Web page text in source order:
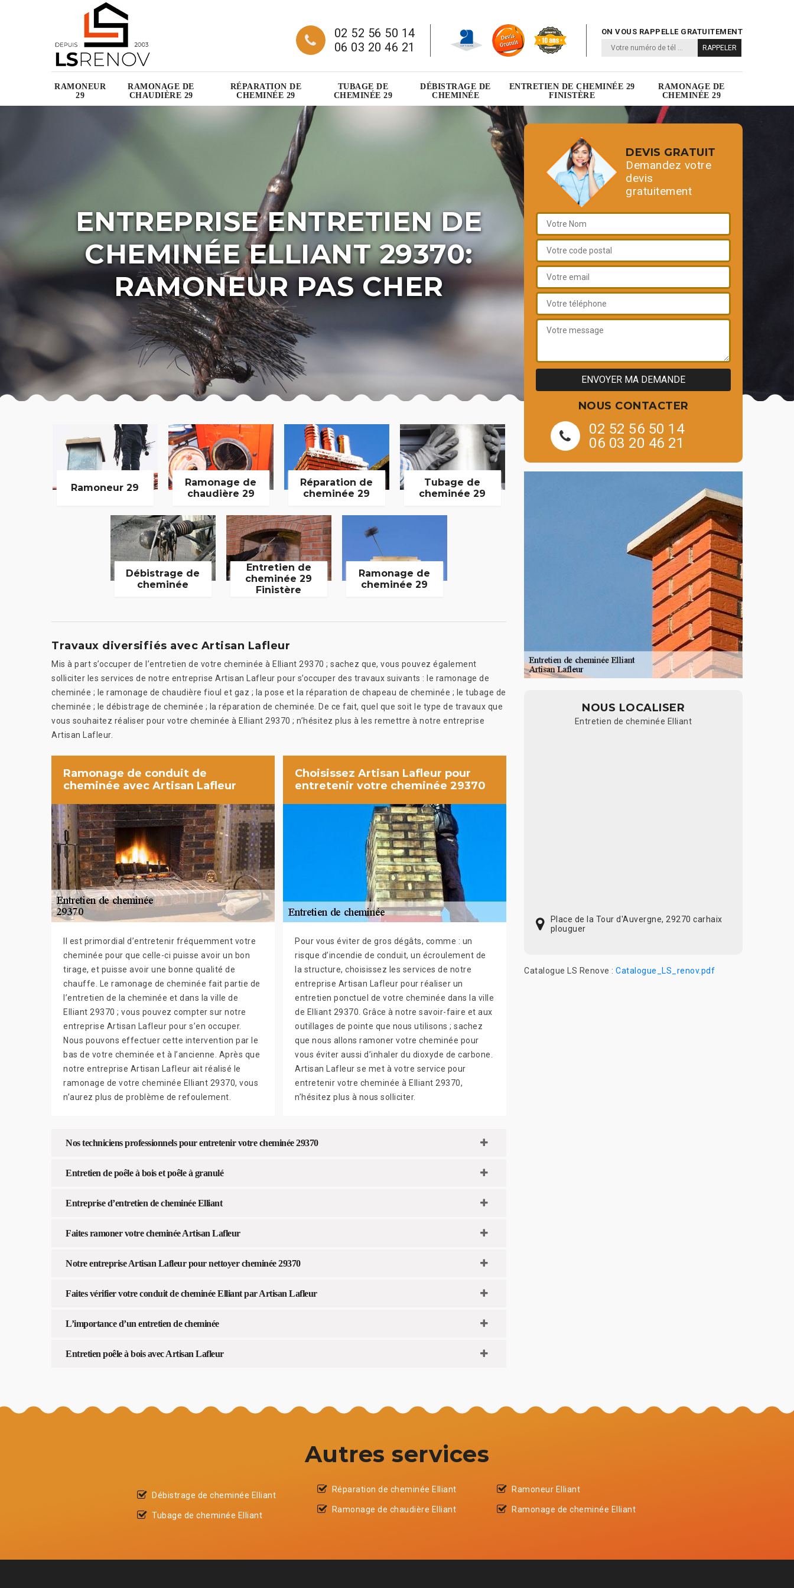
02 52 56 50 14
06 03 20 46 21
ON VOUS RAPPELLE GRATUITEMENT
RAMONEUR
29
RAMONAGE DE
CHAUDIÈRE 29
RÉPARATION DE
CHEMINÉE 29
TUBAGE DE
CHEMINÉE 29
DÉBISTRAGE DE
CHEMINÉE
ENTRETIEN DE CHEMINÉE 29
FINISTÈRE
RAMONAGE DE
CHEMINÉE 29
ENTREPRISE ENTRETIEN DE
CHEMINÉE ELLIANT 29370:
RAMONEUR PAS CHER
Ramoneur 29
Ramonage de
chaudière 29
Réparation de
cheminée 29
Tubage de
cheminée 29
Débistrage de
cheminée
Entretien de
cheminée 29
Finistère
Ramonage de
cheminée 29
Travaux diversifiés avec Artisan Lafleur
Mis à part s’occuper de l’entretien de votre cheminée à Elliant 29370 ; sachez que, vous pouvez également
solliciter les services de notre entreprise Artisan Lafleur pour s’occuper des travaux suivants : le ramonage de
cheminée ; le ramonage de chaudière fioul et gaz ; la pose et la réparation de chapeau de cheminée ; le tubage de
cheminée ; le débistrage de cheminée ; la réparation de cheminée. De ce fait, quel que soit le type de travaux que
vous souhaitez réaliser pour votre cheminée à Elliant 29370 ; n’hésitez plus à les remettre à notre entreprise
Artisan Lafleur.
Ramonage de conduit de
cheminée avec Artisan Lafleur
Il est primordial d’entretenir fréquemment votre
cheminée pour que celle-ci puisse avoir un bon
tirage, et puisse avoir une bonne qualité de
chauffe. Le ramonage de cheminée fait partie de
l’entretien de la cheminée et dans la ville de
Elliant 29370 ; vous pouvez compter sur notre
entreprise Artisan Lafleur pour s’en occuper.
Nous pouvons effectuer cette intervention par le
bas de votre cheminée et à l’ancienne. Après que
notre entreprise Artisan Lafleur ait réalisé le
ramonage de votre cheminée Elliant 29370, vous
n’aurez plus de problème de refoulement.
Choisissez Artisan Lafleur pour
entretenir votre cheminée 29370
Pour vous éviter de gros dégâts, comme : un
risque d’incendie de conduit, un écroulement de
la structure, choisissez les services de notre
entreprise Artisan Lafleur pour réaliser un
entretien ponctuel de votre cheminée dans la ville
de Elliant 29370. Grâce à notre savoir-faire et aux
outillages de pointe que nous utilisons ; sachez
que nous allons ramoner votre cheminée pour
vous éviter aussi d’inhaler du dioxyde de carbone.
Artisan Lafleur se met à votre service pour
entretenir votre cheminée à Elliant 29370,
n’hésitez plus à nous solliciter.
Nos techniciens professionnels pour entretenir votre cheminée 29370
Entretien de poêle à bois et poêle à granulé
Entreprise d’entretien de cheminée Elliant
Faites ramoner votre cheminée Artisan Lafleur
Notre entreprise Artisan Lafleur pour nettoyer cheminée 29370
Faites vérifier votre conduit de cheminée Elliant par Artisan Lafleur
L’importance d’un entretien de cheminée
Entretien poêle à bois avec Artisan Lafleur
DEVIS GRATUIT
Demandez votre
devis
gratuitement
NOUS CONTACTER
02 52 56 50 14
06 03 20 46 21
NOUS LOCALISER
Entretien de cheminée Elliant
Place de la Tour d'Auvergne, 29270 carhaix
plouguer
Catalogue LS Renove : Catalogue_LS_renov.pdf
Autres services
Débistrage de cheminée Elliant
Tubage de cheminée Elliant
Réparation de cheminée Elliant
Ramonage de chaudière Elliant
Ramoneur Elliant
Ramonage de cheminée Elliant